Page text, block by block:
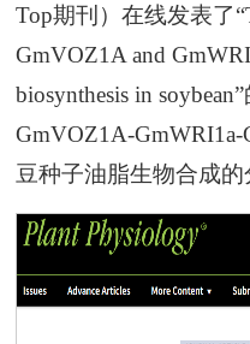
Top期刊）在线发表了“
GmVOZ1A and
biosynthesis in soybean
GmVOZ1A-
豆种子油脂生物合成的